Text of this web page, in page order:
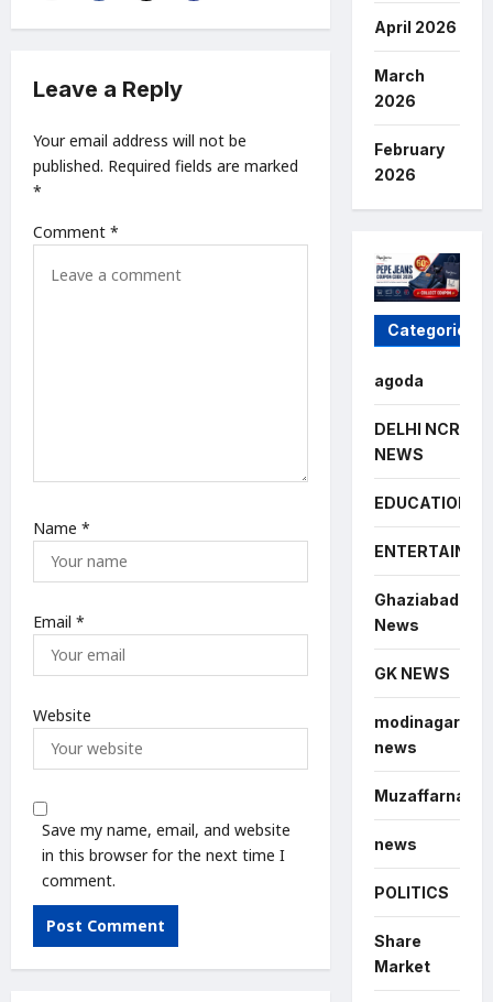
a
i
o
Leave a Reply
Your email address will not be
published. Required fields are marked
*
Comment *
Name *
Email *
Website
Save my name, email, and website
in this browser for the next time I
comment.
April 2026
March
2026
February
2026
Categories
agoda
DELHI NCR
NEWS
EDUCATION
Ghaziabad
News
GK NEWS
modinagar
news
Muzaffarnagar
news
POLITICS
Share
Market